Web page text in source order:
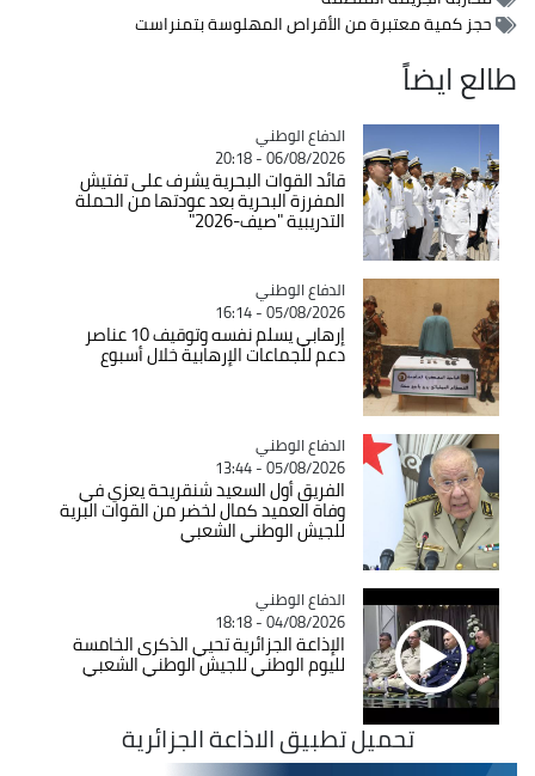
حجز كمية معتبرة من الأقراص المهلوسة بتمنراست
طالع ايضاً
Catégorie
الدفاع الوطني
06/08/2026 - 20:18
قائد القوات البحرية يشرف على تفتيش
المفرزة البحرية بعد عودتها من الحملة
التدريبية "صيف-2026"
Catégorie
الدفاع الوطني
05/08/2026 - 16:14
إرهابي يسلم نفسه وتوقيف 10 عناصر
دعم للجماعات الإرهابية خلال أسبوع
Catégorie
الدفاع الوطني
05/08/2026 - 13:44
الفريق أول السعيد شنقريحة يعزي في
وفاة العميد كمال لخضر من القوات البرية
للجيش الوطني الشعبي
Catégorie
الدفاع الوطني
04/08/2026 - 18:18
الإذاعة الجزائرية تحيي الذكرى الخامسة
لليوم الوطني للجيش الوطني الشعبي
تحميل تطبيق الاذاعة الجزائرية